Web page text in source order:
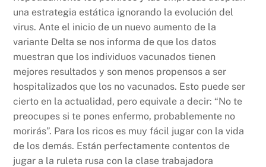
una estrategia estática ignorando la evolución del
virus. Ante el inicio de un nuevo aumento de la
variante Delta se nos informa de que los datos
muestran que los individuos vacunados tienen
mejores resultados y son menos propensos a ser
hospitalizados que los no vacunados. Esto puede ser
cierto en la actualidad, pero equivale a decir: “No te
preocupes si te pones enfermo, probablemente no
morirás”. Para los ricos es muy fácil jugar con la vida
de los demás. Están perfectamente contentos de
jugar a la ruleta rusa con la clase trabajadora